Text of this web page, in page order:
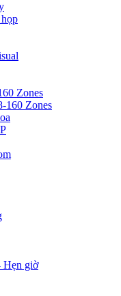
Zones
160 Zones
Hẹn giờ